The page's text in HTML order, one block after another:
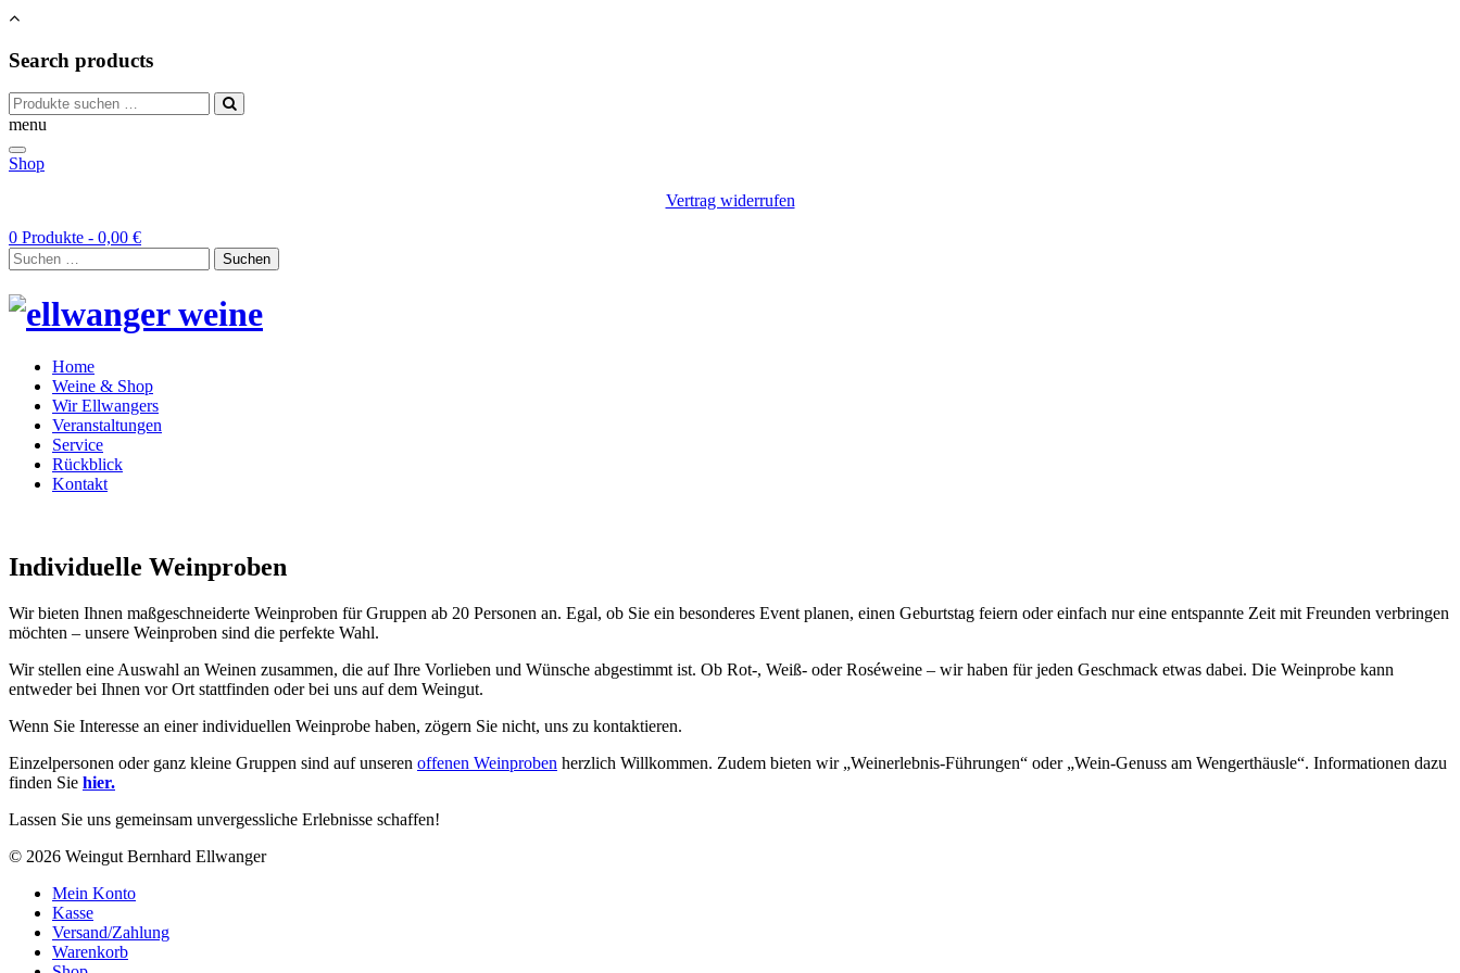
Search products
Suchen
nach:
menu
Shop
Vertrag widerrufen
0 Produkte - 0,00 €
Suchen
nach:
Home
Weine & Shop
Wir Ellwangers
Veranstaltungen
Service
Rückblick
Kontakt
Individuelle Weinproben
Wir bieten Ihnen maßgeschneiderte Weinproben für Gruppen ab 20 Personen an. Egal, ob Sie ein besonderes Event planen, einen Geburtstag feiern oder einfach nur eine entspannte Zeit mit Freunden verbringen
möchten – unsere Weinproben sind die perfekte Wahl.
Wir stellen eine Auswahl an Weinen zusammen, die auf Ihre Vorlieben und Wünsche abgestimmt ist. Ob Rot-, Weiß- oder Roséweine – wir haben für jeden Geschmack etwas dabei. Die Weinprobe kann
entweder bei Ihnen vor Ort stattfinden oder bei uns auf dem Weingut.
Wenn Sie Interesse an einer individuellen Weinprobe haben, zögern Sie nicht, uns zu kontaktieren.
Einzelpersonen oder ganz kleine Gruppen sind auf unseren offenen Weinproben herzlich Willkommen. Zudem bieten wir „Weinerlebnis-Führungen“ oder „Wein-Genuss am Wengerthäusle“. Informationen dazu
finden Sie hier.
Lassen Sie uns gemeinsam unvergessliche Erlebnisse schaffen!
© 2026 Weingut Bernhard Ellwanger
Mein Konto
Kasse
Versand/Zahlung
Warenkorb